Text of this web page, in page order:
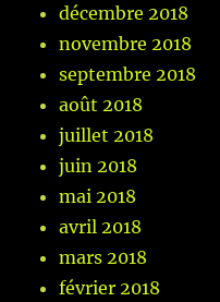
décembre 2018
novembre 2018
septembre 2018
août 2018
juillet 2018
juin 2018
mai 2018
avril 2018
mars 2018
février 2018